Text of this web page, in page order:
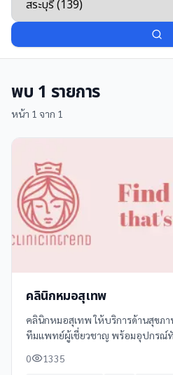
พบ 1 รายการ
หน้า 1 จาก 1
คลินิกหมอสุเทพ
คลินิกหมอสุเทพ ให้บริการด้านสุขภา
ทีมแพทย์ผู้เชี่ยวชาญ พร้อมอุปกรณ์
หลากหลายด้าน ได้แก่ -
0 1335